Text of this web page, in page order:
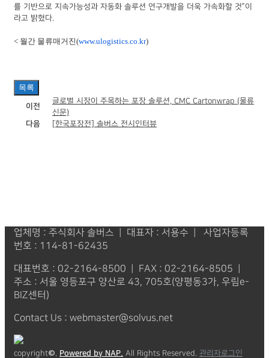
를 기반으로 지속가능성과 자동화 솔루션 연구개발을 더욱 가속화할 것”이
라고 밝혔다.
< 월간 물류매거진(www.ulogistics.co.kr)
목록
이전
글로벌 시장이 주목하는 포장 솔루션, CMC Cartonwrap (물류
신문)
다음
[한국포장전] 솔버스 전시인터뷰
업체명 : 주식회사 솔버스 | 대표자 : 서용수 | 사업자등록
번호 : 114-81-62435
대표번호 : 02-2164-8500 | FAX : 02-2164-8505 |
주소 : 서울 영등포구 양산로 43, 705호(양평동3가, 우림e-
BIZ센터)
Contact Us : webmaster@solvus.net
copyright©. Powered by NAP. All Rights Reserved. 관리자로그인